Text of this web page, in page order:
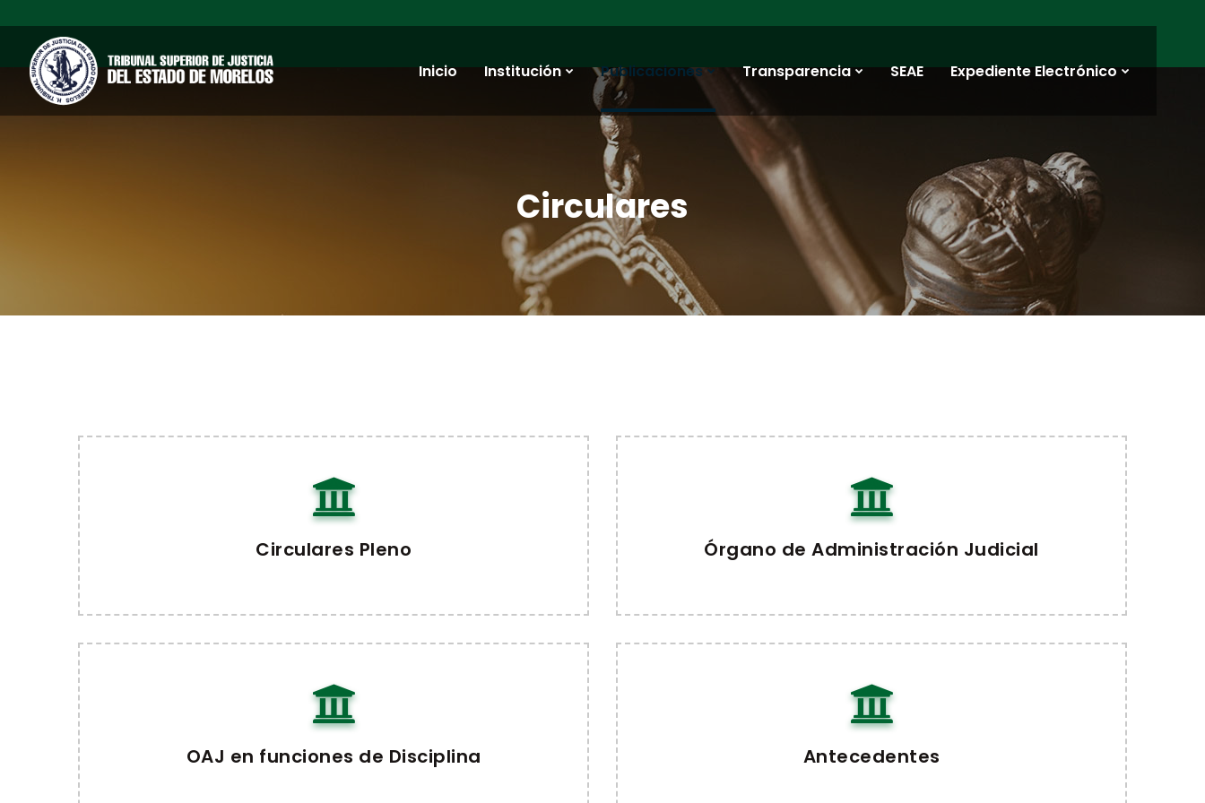
Inicio Institución Publicaciones Transparencia SEAE Expediente Electrónico
Circulares
Circulares Pleno Órgano de Administración Judicial
OAJ en funciones de Disciplina Antecedentes